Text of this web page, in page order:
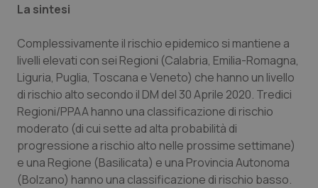
Ulcera & Reflusso
Vaccini
La sintesi
Complessivamente il rischio epidemico si mantiene a
livelli elevati con sei Regioni (Calabria, Emilia-Romagna,
Liguria, Puglia, Toscana e Veneto) che hanno un livello
di rischio alto secondo il DM del 30 Aprile 2020. Tredici
Regioni/PPAA hanno una classificazione di rischio
moderato (di cui sette ad alta probabilità di
progressione a rischio alto nelle prossime settimane)
e una Regione (Basilicata) e una Provincia Autonoma
(Bolzano) hanno una classificazione di rischio basso.